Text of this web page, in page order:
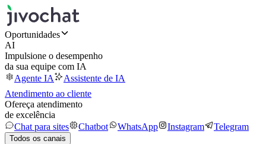
Oportunidades
AI
Impulsione o desempenho
da sua equipe com IA
Agente IA
Assistente de IA
Atendimento ao cliente
Ofereça atendimento
de excelência
Chat para sites
Chatbot WhatsApp Instagram Telegram
Todos os canais